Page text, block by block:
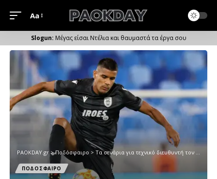
Μέγεθος
Γραμματοσειράς
Aa
Μέγας είσαι Ντέλια και θαυμαστά τα έργα σου
PAOKDAY.gr>Ποδόσφαιρο > Tα σενάρια για τεχνικό διευθυντή τον Μάτος και η πραγματικότητα
ΠΟΔΟΣΦΑΙΡΟ